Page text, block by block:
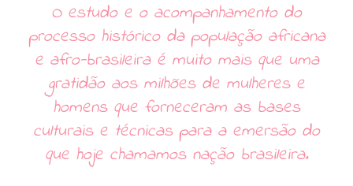
O estudo e o acompanhamento do
processo histórico da população africana
e afro-brasileira é muito mais que uma
gratidão aos milhões de mulheres e
homens que forneceram as bases
culturais e técnicas para a emersão do
que hoje chamamos nação brasileira.